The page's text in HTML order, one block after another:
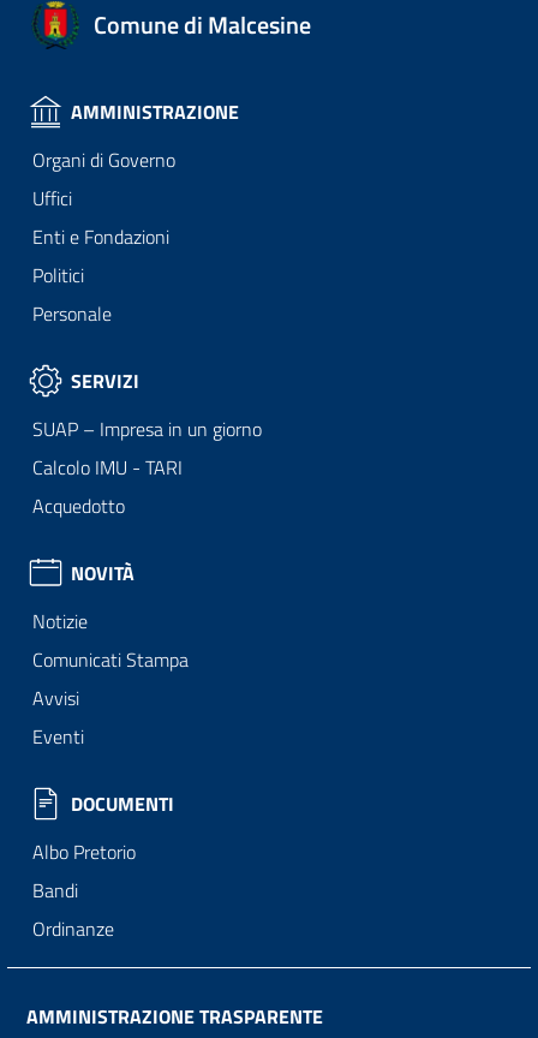
Comune di Malcesine
AMMINISTRAZIONE
Organi di Governo
Uffici
Enti e Fondazioni
Politici
Personale
SERVIZI
SUAP – Impresa in un giorno
Calcolo IMU - TARI
Acquedotto
NOVITÀ
Notizie
Comunicati Stampa
Avvisi
Eventi
DOCUMENTI
Albo Pretorio
Bandi
Ordinanze
AMMINISTRAZIONE TRASPARENTE